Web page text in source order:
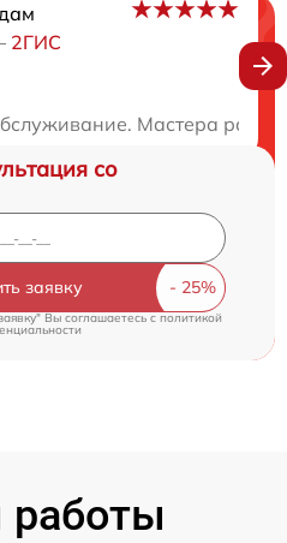
2ГИС
Мастера
со
заявку
Вы соглашаетесь c политикой